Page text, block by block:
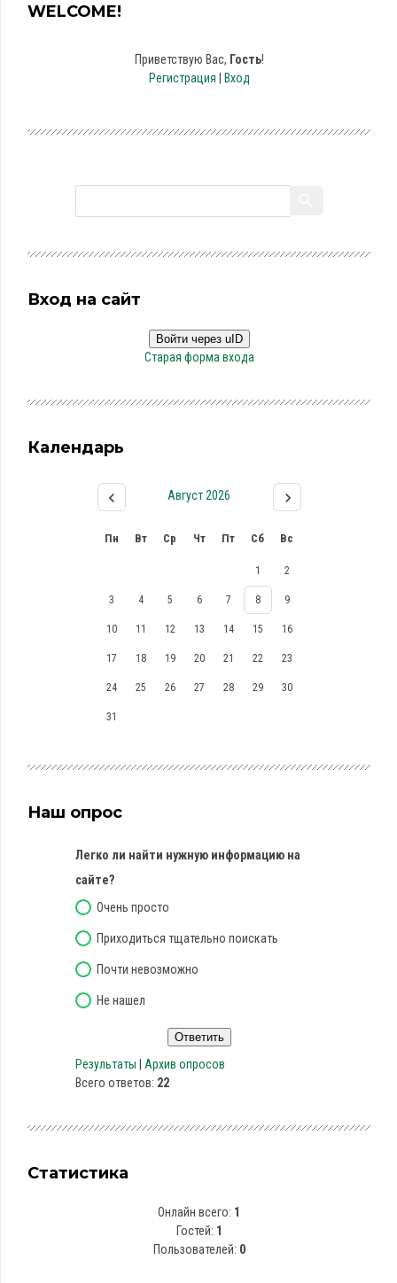
WELCOME!
Приветствую Вас, Гость!
Регистрация
Вход
Вход на сайт
Войти через uID
Старая форма входа
Календарь
Август 2026
Пн Вт Ср Чт Пт Сб Вс
1 2
3 4 5 6 7 8 9
10 11 12 13 14 15 16
17 18 19 20 21 22 23
24 25 26 27 28 29 30
31
Наш опрос
Легко ли найти нужную информацию на
сайте?
Очень просто
Приходиться тщательно поискать
Почти невозможно
Не нашел
Результаты
Архив опросов
Всего ответов: 22
Статистика
Онлайн всего: 1
Гостей: 1
Пользователей: 0